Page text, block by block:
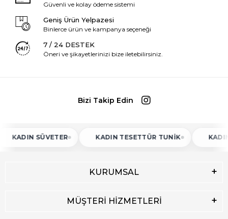
Güvenli ve kolay ödeme sistemi
Geniş Ürün Yelpazesi
Binlerce ürün ve kampanya seçeneği
7 / 24 DESTEK
Öneri ve şikayetlerinizi bize iletebilirsiniz.
Bizi Takip Edin
SÜVETER KADIN TESETTÜR TUNIK KADIN
KURUMSAL
MÜŞTERİ HİZMETLERİ